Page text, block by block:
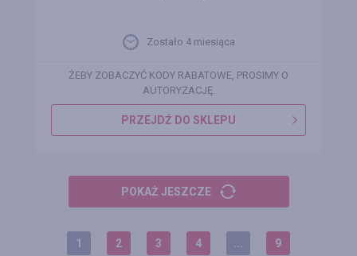
Zostało 4 miesiąca
ŻEBY ZOBACZYĆ KODY RABATOWE, PROSIMY O
AUTORYZACJĘ.
PRZEJDŹ DO SKLEPU
POKAŻ JESZCZE
1 2 3 4 9